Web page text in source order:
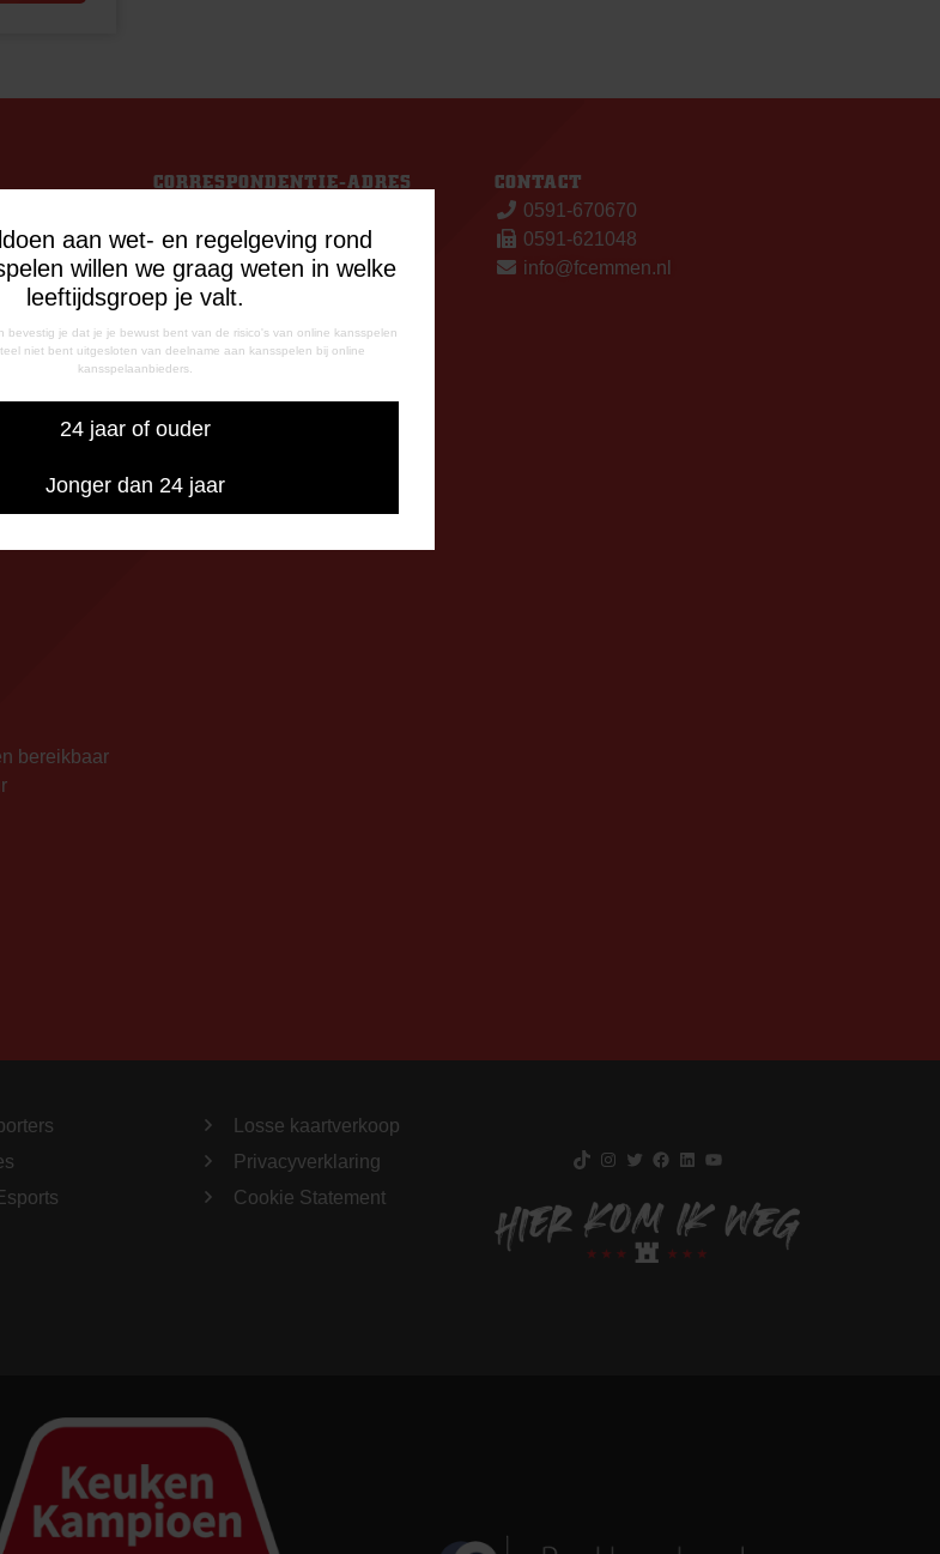
aan wet- en regelgeving rond
willen we graag weten in welke
leeftijdsgroep je valt.
bevestig je dat je je bewust bent van de risico's van online kansspelen
niet bent uitgesloten van deelname aan kansspelen bij online
kansspelaanbieders.
24 jaar of ouder
Jonger dan 24 jaar
uur
geopend
uur).
bereikbaar
CORRESPONDENTIE-ADRES
7800 AA Emmen
CONTACT
0591-670670
0591-621048
info@fcemmen.nl
Losse kaartverkoop
Privacyverklaring
Cookie Statement